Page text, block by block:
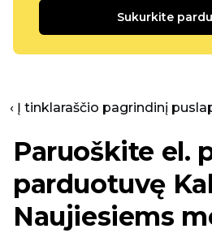
Sukurkite
‹ Į tinklaraščio pagrindinį
Paruoškite el.
parduotuvę
Naujiesiems